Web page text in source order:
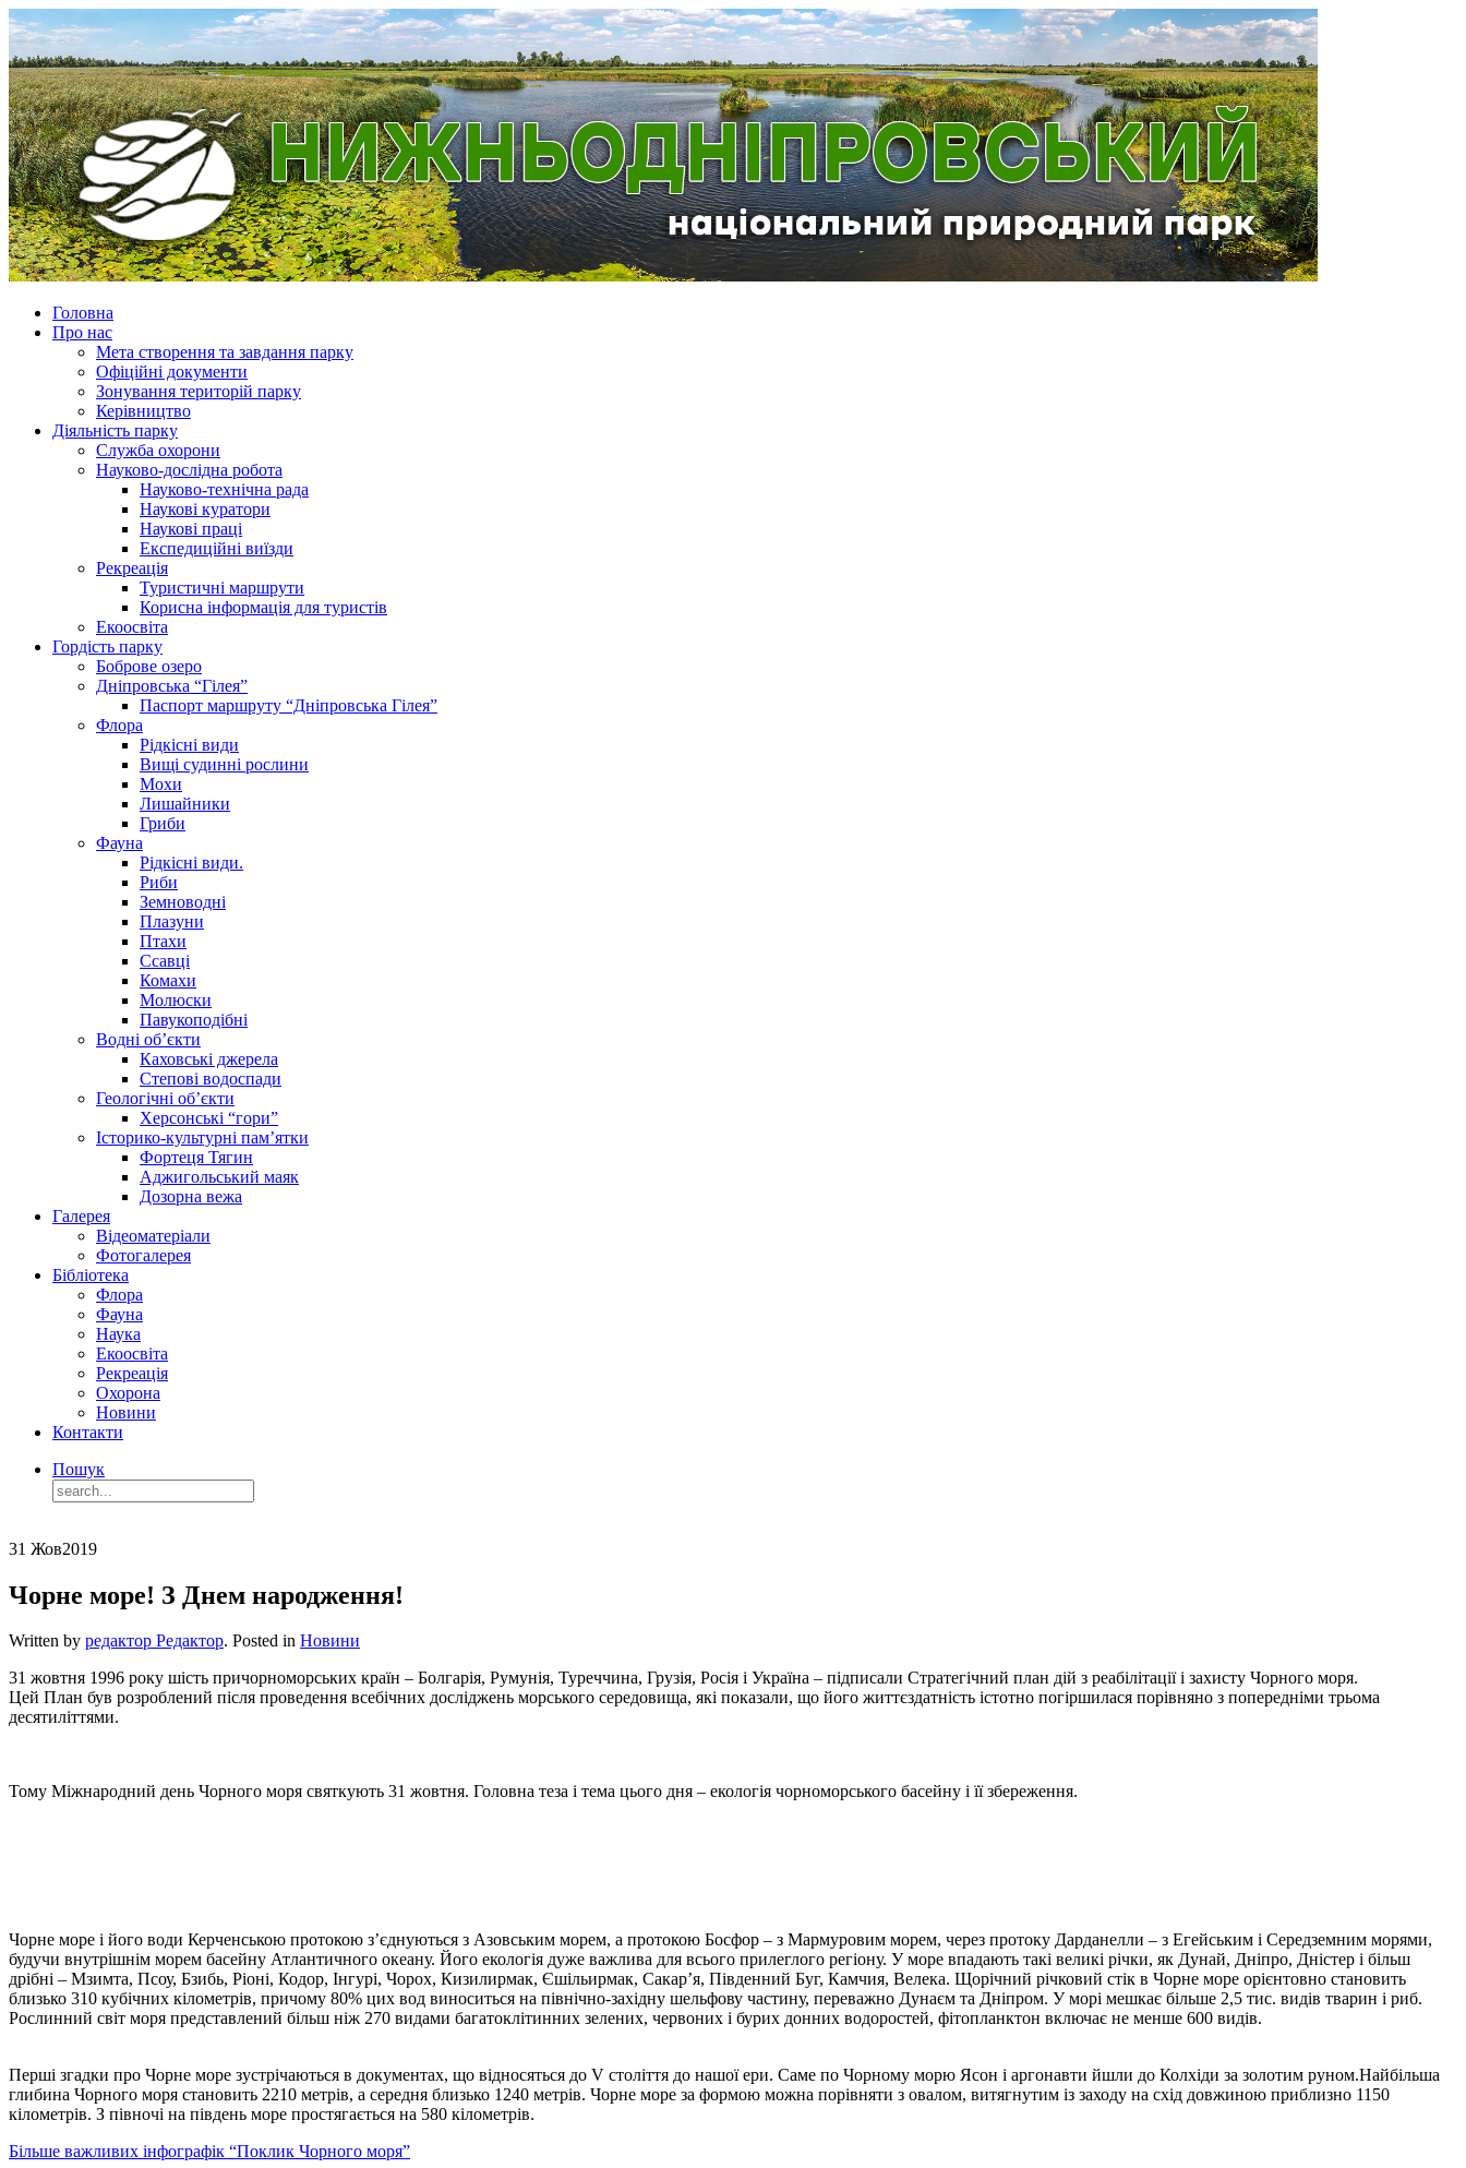
Головна
Про нас
Мета створення та завдання парку
Офіційні документи
Зонування територій парку
Керівництво
Діяльність парку
Служба охорони
Науково-дослідна робота
Науково-технічна рада
Наукові куратори
Наукові праці
Експедиційні виїзди
Рекреація
Туристичні маршрути
Корисна інформація для туристів
Екоосвіта
Гордість парку
Боброве озеро
Дніпровська “Гілея”
Паспорт маршруту “Дніпровська Гілея”
Флора
Рідкісні види
Вищі судинні рослини
Мохи
Лишайники
Гриби
Фауна
Рідкісні види.
Риби
Земноводні
Плазуни
Птахи
Ссавці
Комахи
Молюски
Павукоподібні
Водні об’єкти
Каховські джерела
Степові водоспади
Геологічні об’єкти
Херсонські “гори”
Історико-культурні пам’ятки
Фортеця Тягин
Аджигольський маяк
Дозорна вежа
Галерея
Відеоматеріали
Фотогалерея
Бібліотека
Флора
Фауна
Наука
Екоосвіта
Рекреація
Охорона
Новини
Контакти
Пошук
31 Жов2019
Чорне море! З Днем народження!
Written by редактор Редактор. Posted in Новини
31 жовтня 1996 року шість причорноморських країн – Болгарія, Румунія, Туреччина, Грузія, Росія і Україна – підписали Стратегічний план дій з реабілітації і захисту Чорного моря.
Цей План був розроблений після проведення всебічних досліджень морського середовища, які показали, що його життєздатність істотно погіршилася порівняно з попередніми трьома
десятиліттями.
Тому Міжнародний день Чорного моря святкують 31 жовтня. Головна теза і тема цього дня – екологія чорноморського басейну і її збереження.
Чорне море і його води Керченською протокою з’єднуються з Азовським морем, а протокою Босфор – з Мармуровим морем, через протоку Дарданелли – з Егейським і Середземним морями,
будучи внутрішнім морем басейну Атлантичного океану. Його екологія дуже важлива для всього прилеглого регіону. У море впадають такі великі річки, як Дунай, Дніпро, Дністер і більш
дрібні – Мзимта, Псоу, Бзибь, Ріоні, Кодор, Інгурі, Чорох, Кизилирмак, Єшільирмак, Сакар’я, Південний Буг, Камчия, Велека. Щорічний річковий стік в Чорне море орієнтовно становить
близько 310 кубічних кілометрів, причому 80% цих вод виноситься на північно-західну шельфову частину, переважно Дунаєм та Дніпром. У морі мешкає більше 2,5 тис. видів тварин і риб.
Рослинний світ моря представлений більш ніж 270 видами багатоклітинних зелених, червоних і бурих донних водоростей, фітопланктон включає не менше 600 видів.
Перші згадки про Чорне море зустрічаються в документах, що відносяться до V століття до нашої ери. Саме по Чорному морю Ясон і аргонавти йшли до Колхіди за золотим руном.Найбільша
глибина Чорного моря становить 2210 метрів, а середня близько 1240 метрів. Чорне море за формою можна порівняти з овалом, витягнутим із заходу на схід довжиною приблизно 1150
кілометрів. З півночі на південь море простягається на 580 кілометрів.
Більше важливих інфографік “Поклик Чорного моря”